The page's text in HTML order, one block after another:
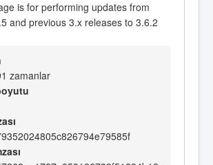
is for performing updates from
and previous 3.x releases to 3.6.2
zamanlar